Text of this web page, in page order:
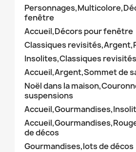
fenêtre
Accueil,Décors pour fenêtre
Classiques
Insolites,Classiques revisités
Accueil,Argent,Sommet de
Noël dans la
suspensions
de décos
Gourmandises,lots de décos